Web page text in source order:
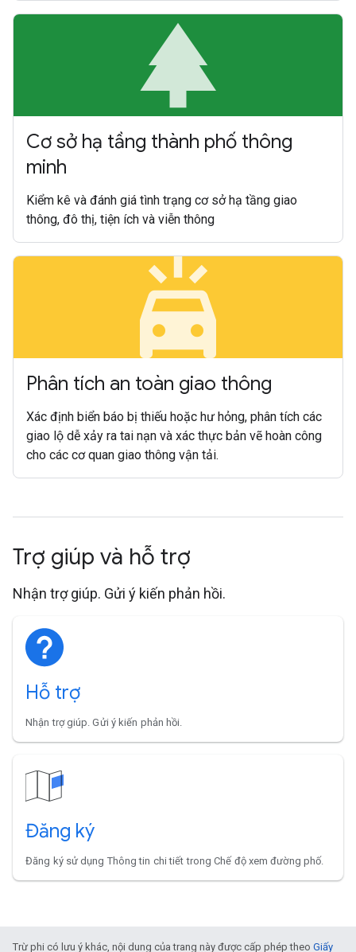
Cơ sở hạ tầng thành phố thông
minh
Kiểm kê và đánh giá tình trạng cơ sở hạ tầng giao
thông, đô thị, tiện ích và viễn thông
minor_crash
Phân tích an toàn giao thông
Xác định biển báo bị thiếu hoặc hư hỏng, phân tích các
giao lộ dễ xảy ra tai nạn và xác thực bản vẽ hoàn công
cho các cơ quan giao thông vận tải.
Trợ giúp và hỗ trợ
Nhận trợ giúp. Gửi ý kiến phản hồi.
Hỗ trợ
Nhận trợ giúp. Gửi ý kiến phản hồi.
Đăng ký
Đăng ký sử dụng Thông tin chi tiết trong Chế độ xem đường phố.
Trừ phi có lưu ý khác, nội dung của trang này được cấp phép theo Giấy